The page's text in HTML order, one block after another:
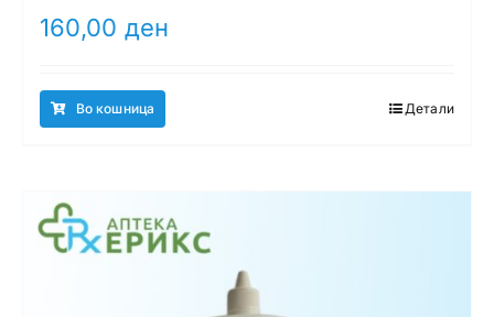
160,00 ден
Во кошница Детали